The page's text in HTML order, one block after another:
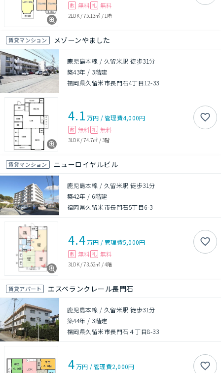
敷 無料 礼 無料
2LDK/75.13㎡ / 1階
賃貸マンション メゾーンやました
鹿児島本線 / 久留米駅 徒歩31分
築43年 / 3階建
福岡県久留米市長門石4丁目12-33
4.1 万円 /管理費4,000円
敷 無料 礼 無料
3LDK/74.7㎡ /3階
賃貸マンション ニューロイヤルビル
鹿児島本線 / 久留米駅 徒歩31分
築42年 / 6階建
福岡県久留米市長門石5丁目6-3
4.4万円 /管理費5,000円
敷 無料 礼 無料
3LDK/73.52㎡ /4階
賃貸アパート エスペランクレール長門石
鹿児島本線 / 久留米駅 徒歩31分
築44年 / 3階建
福岡県久留米市長門石４丁目8-33
4万円 /管理費2,000円